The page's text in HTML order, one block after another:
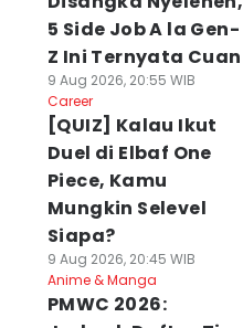
5 Side Job A la Gen-
Z Ini Ternyata Cuan
9 Aug 2026, 20:55 WIB
Career
[QUIZ] Kalau Ikut
Duel di Elbaf One
Piece, Kamu
Mungkin Selevel
Siapa?
9 Aug 2026, 20:45 WIB
Anime & Manga
PMWC 2026: